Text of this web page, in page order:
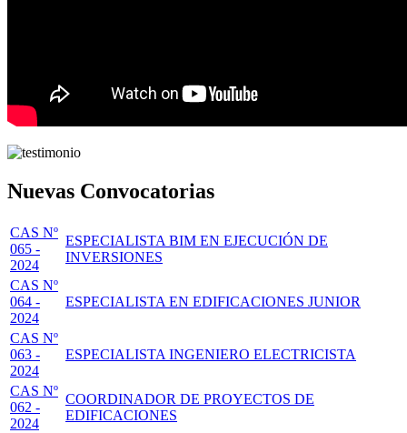
Nuevas Convocatorias
CAS Nº
065 -
2024
ESPECIALISTA BIM EN EJECUCIÓN DE
INVERSIONES
CAS Nº
064 -
2024
ESPECIALISTA EN EDIFICACIONES JUNIOR
CAS Nº
063 -
2024
ESPECIALISTA INGENIERO ELECTRICISTA
CAS Nº
062 -
2024
COORDINADOR DE PROYECTOS DE
EDIFICACIONES